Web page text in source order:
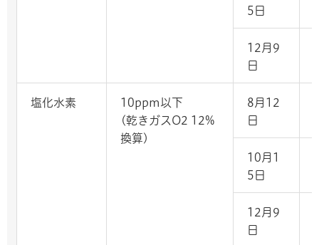
5日
12月9
日
塩化水素
10ppm以下
(乾きガスO2 12%
換算)
8月12
日
10月1
5日
12月9
日